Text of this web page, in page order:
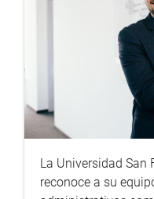
La Universidad San
reconoce a su